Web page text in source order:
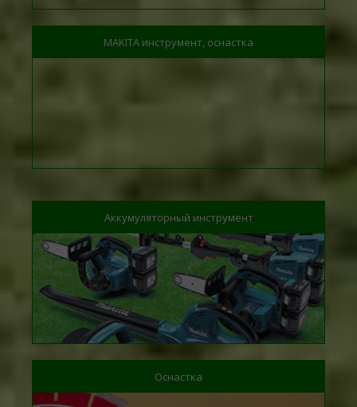
MAKITA инструмент, оснастка
Аккумуляторный инструмент
Оснастка